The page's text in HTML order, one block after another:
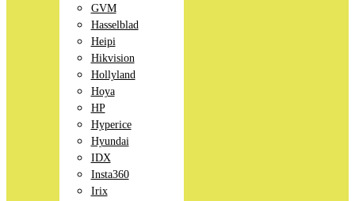
GVM
Hasselblad
Heipi
Hikvision
Hollyland
Hoya
HP
Hyperice
Hyundai
IDX
Insta360
Irix